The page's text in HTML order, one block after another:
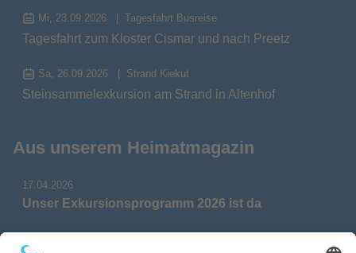
Mi, 23.09.2026 Tagesfahrt Busreise
Tagesfahrt zum Kloster Cismar und nach Preetz
Sa, 26.09.2026 Strand Kiekut
Steinsammelexkursion am Strand in Altenhof
Aus unserem Heimatmagazin
17.04.2026
Unser Exkursionsprogramm 2026 ist da
17.04.2026